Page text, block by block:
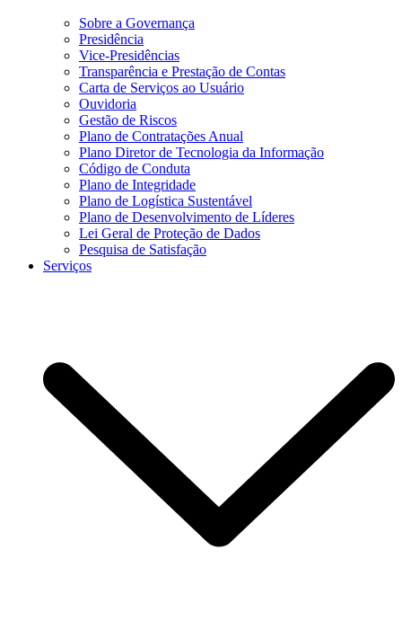
Sobre a Governança
Presidência
Vice-Presidências
Transparência e Prestação de Contas
Carta de Serviços ao Usuário
Ouvidoria
Gestão de Riscos
Plano de Contratações Anual
Plano Diretor de Tecnologia da Informação
Código de Conduta
Plano de Integridade
Plano de Logística Sustentável
Plano de Desenvolvimento de Líderes
Lei Geral de Proteção de Dados
Pesquisa de Satisfação
Serviços